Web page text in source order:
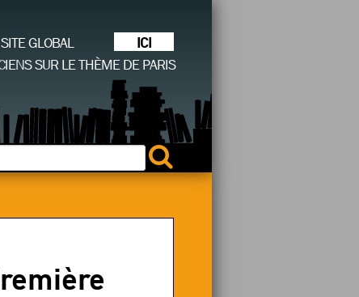
GLOBAL
ICI
SUR LE THÈME DE PARIS